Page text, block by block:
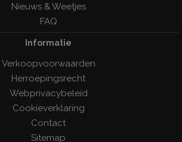
Nieuws & Weetjes
FAQ
Informatie
Verkoopvoorwaarden
Herroepingsrecht
Webprivacybeleid
Cookieverklaring
Contact
Sitemap